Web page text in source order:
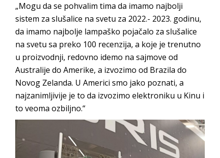
„Mogu da se pohvalim tima da imamo najbolji
sistem za slušalice na svetu za 2022.- 2023. godinu,
da imamo najbolje lampaško pojačalo za slušalice
na svetu sa preko 100 recenzija, a koje je trenutno
u proizvodnji, redovno idemo na sajmove od
Australije do Amerike, a izvozimo od Brazila do
Novog Zelanda. U Americi smo jako poznati, a
najzanimljivije je to da izvozimo elektroniku u Kinu i
to veoma ozbiljno.“